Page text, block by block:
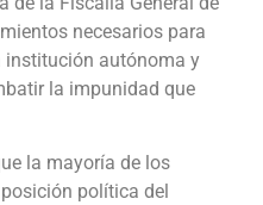
necesarios para
institución autónoma y
la impunidad que
la mayoría de los
política del